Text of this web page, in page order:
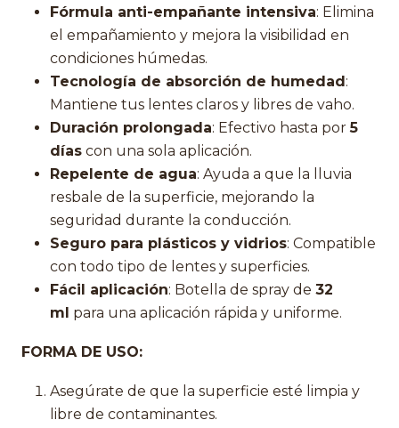
Fórmula anti-empañante intensiva: Elimina
el empañamiento y mejora la visibilidad en
condiciones húmedas.
Tecnología de absorción de humedad:
Mantiene tus lentes claros y libres de vaho.
Duración prolongada: Efectivo hasta por5
días con una sola aplicación.
Repelente de agua: Ayuda a que la lluvia
resbale de la superficie, mejorando la
seguridad durante la conducción.
Seguro para plásticos y vidrios: Compatible
con todo tipo de lentes y superficies.
Fácil aplicación: Botella de spray de 32
ml para una aplicación rápida y uniforme.
FORMA DE USO:
Asegúrate de que la superficie esté limpia y
libre de contaminantes.